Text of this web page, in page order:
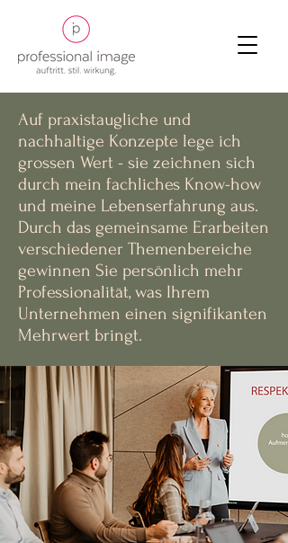
Auf praxistaugliche und
nachhaltige Konzepte lege ich
grossen Wert - sie zeichnen sich
durch mein fachliches Know-how
und meine Lebenserfahrung aus.
Durch das gemeinsame Erarbeiten
verschiedener Themenbereiche
gewinnen Sie persönlich mehr
Professionalität, was Ihrem
Unternehmen einen signifikanten
Mehrwert bringt.